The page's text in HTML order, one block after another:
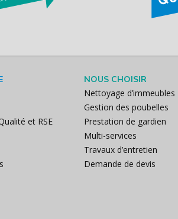
et RSE
NOUS CHOISIR
Nettoyage d’immeubles
Gestion des poubelles
Prestation de gardien
Multi-services
Travaux d’entretien
Demande de devis